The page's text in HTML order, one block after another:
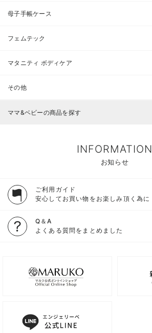
母子手帳ケース
フェムテック
マタニティ ボディケア
その他
ママ&ベビーの商品を探す
INFORMATION
お知らせ
ご利用ガイド
安心してお買い物をお楽しみ頂く為に
Q＆A
よくある質問をまとめました